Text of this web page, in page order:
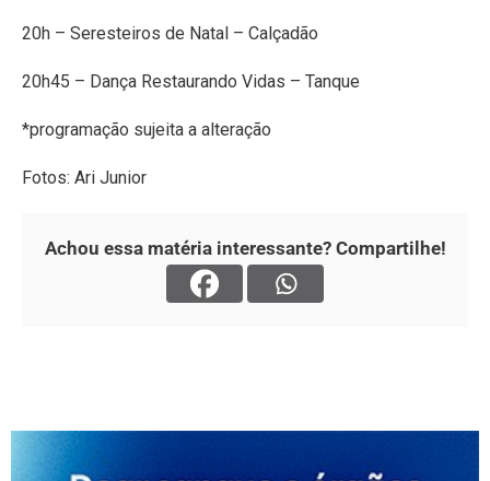
20h – Seresteiros de Natal – Calçadão
20h45 – Dança Restaurando Vidas – Tanque
*programação sujeita a alteração
Fotos: Ari Junior
Achou essa matéria interessante? Compartilhe!